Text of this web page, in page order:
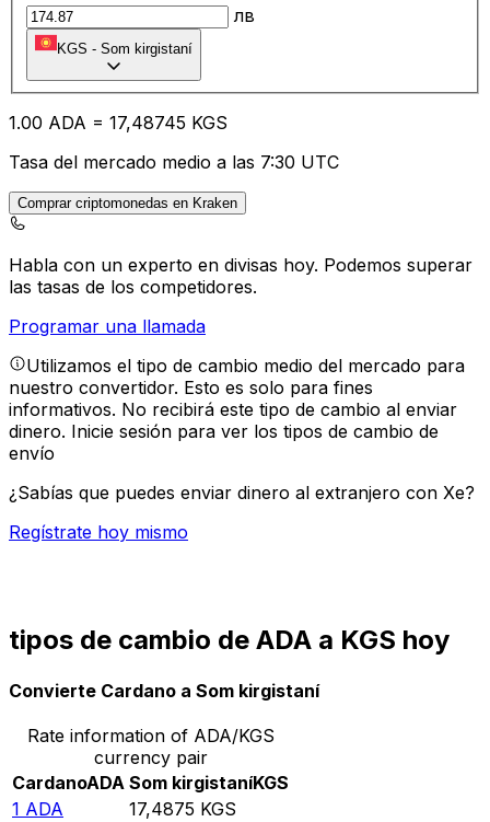
лв
KGS - Som kirgistaní
1.00 ADA = 17,48745 KGS
Tasa del mercado medio a las 7:30 UTC
Comprar criptomonedas en Kraken
Habla con un experto en divisas hoy. Podemos superar
las tasas de los competidores.
Programar una llamada
Utilizamos el tipo de cambio medio del mercado para
nuestro convertidor. Esto es solo para fines
informativos. No recibirá este tipo de cambio al enviar
dinero. Inicie sesión para ver los tipos de cambio de
envío
¿Sabías que puedes enviar dinero al extranjero con Xe?
Regístrate hoy mismo
tipos de cambio de ADA a KGS hoy
Convierte Cardano a Som kirgistaní
Rate information of ADA/KGS
currency pair
CardanoADA Som kirgistaníKGS
1 ADA 17,4875 KGS